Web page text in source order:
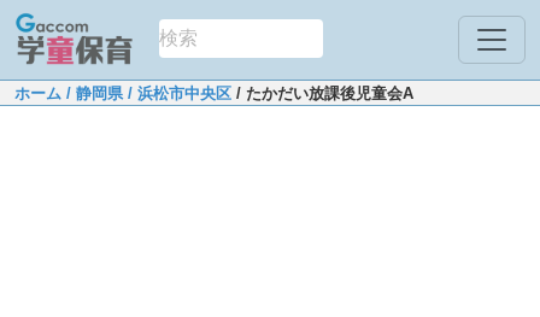
ホーム / 静岡県/ 浜松市中央区 / たかだい放課後児童会A